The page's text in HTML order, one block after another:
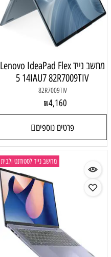
מחשב נייד Lenovo IdeaPad Flex
5 14IAU7 82R7009TIV
82R7009TIV
₪4,160
פרטים נוספים
מחשב נייד לסטודנט ולבית